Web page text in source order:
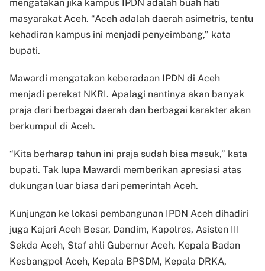
mengatakan jika kampus IPDN adalah buah hati
masyarakat Aceh. “Aceh adalah daerah asimetris, tentu
kehadiran kampus ini menjadi penyeimbang,” kata
bupati.
Mawardi mengatakan keberadaan IPDN di Aceh
menjadi perekat NKRI. Apalagi nantinya akan banyak
praja dari berbagai daerah dan berbagai karakter akan
berkumpul di Aceh.
“Kita berharap tahun ini praja sudah bisa masuk,” kata
bupati. Tak lupa Mawardi memberikan apresiasi atas
dukungan luar biasa dari pemerintah Aceh.
Kunjungan ke lokasi pembangunan IPDN Aceh dihadiri
juga Kajari Aceh Besar, Dandim, Kapolres, Asisten III
Sekda Aceh, Staf ahli Gubernur Aceh, Kepala Badan
Kesbangpol Aceh, Kepala BPSDM, Kepala DRKA,